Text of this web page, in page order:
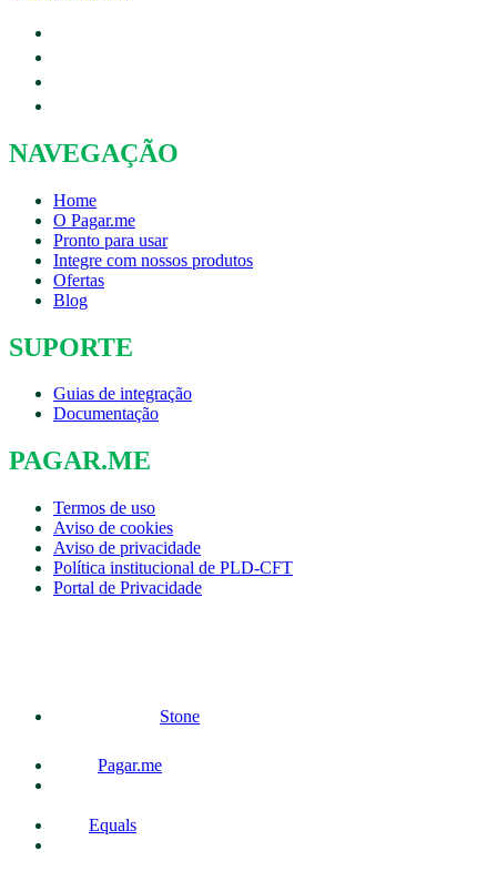
NAVEGAÇÃO
Home
O Pagar.me
Pronto para usar
Integre com nossos produtos
Ofertas
Blog
SUPORTE
Guias de integração
Documentação
PAGAR.ME
Termos de uso
Aviso de cookies
Aviso de privacidade
Política institucional de PLD-CFT
Portal de Privacidade
Stone
Pagar.me
Equals